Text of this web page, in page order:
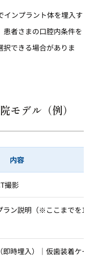
インプラント体を埋入す
患者さまの口腔内条件を
択できる場合がありま
モデル（例）
内容
撮影
ラン説明（※ここまでを1
時埋入）｜仮歯装着ケー